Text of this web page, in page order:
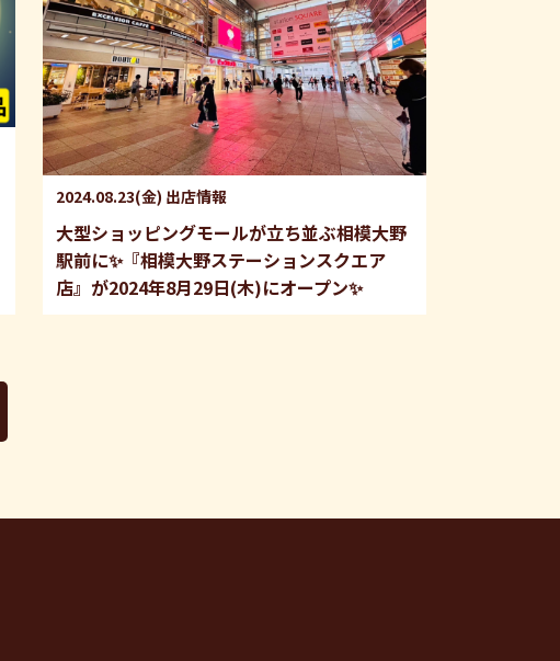
2024.08.23(金) 出店情報
大型ショッピングモールが立ち並ぶ相模大野
駅前に✨『相模大野ステーションスクエア
店』が2024年8月29日(木)にオープン✨